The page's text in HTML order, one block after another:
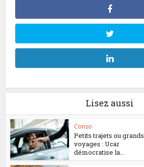
Lisez aussi
Conso
Petits trajets ou grands
voyages : Ucar
démocratise la...